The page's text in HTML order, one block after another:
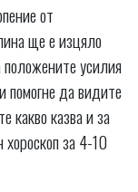
от
ще е изцяло
усилия
помогне да видите
какво казва и за
за 4-10